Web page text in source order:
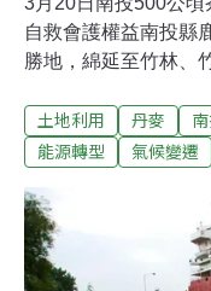
自救會護權益南投縣
勝地，綿延至竹林、
分重要的高山茶區，
為國土保育區，引發
據理力爭。（自由時
底每天供水南科2萬
日啟用通水，每天供
土地利用 丹麥
能源轉型
氣候變遷